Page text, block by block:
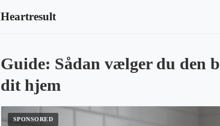
Heartresult
Guide: Sådan vælger du den
dit hjem